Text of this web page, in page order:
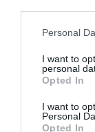
Please note
not limited to
grant or deny
use your data
consent section.
Personal
I want to
personal
Opted In
I want to
Personal
Opted In